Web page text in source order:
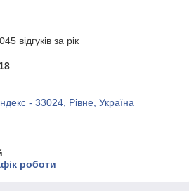
відгуків за рік
- 33024, Рівне, Україна
роботи